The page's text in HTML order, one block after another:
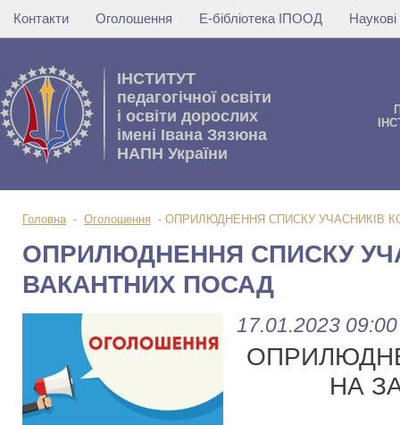
Контакти Оголошення Е-бібліотека ІПООД
IНСТИТУТ
педагогічної освіти
i освiти дорослих
імені Івана Зязюна
НАПН України
Головна- Оголошення - ОПРИЛЮДНЕННЯ СПИСКУ УЧАСНИКІВ
ОПРИЛЮДНЕННЯ СПИСКУ
ВАКАНТНИХ ПОСАД
17.01.2023 09:00
НА